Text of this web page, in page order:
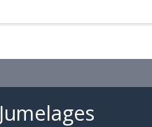
Jumelages